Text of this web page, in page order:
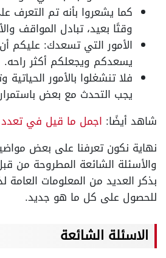
كما يشعروا بأنه تم
وقتًا بعيد، تبادل المواقف
الأمور التي تسعدك: عليكم
يسعدكم ويجعلكم أكثر راحه.
فلا تنشغلوا بالأمور
يجب التحدث مع بعض
شاهد أيضًا: اجمل ما قيل في تعدد
نهاية نكون تعرفنا على بعض
والأسئلة الشائعة المطروحة من
بذكر العديد من المعلومات العامة
للحصول على كل ما هو جديد.
الاسئلة الشائعة